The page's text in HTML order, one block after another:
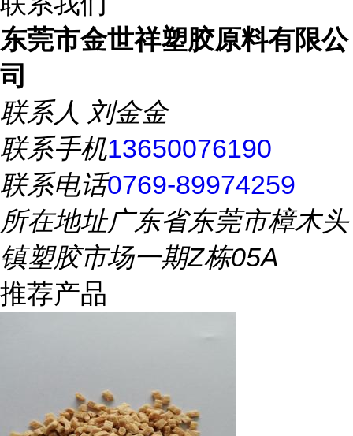
东莞市金世祥塑胶原料有限公
司
联系人 刘金金
联系手机13650076190
联系电话0769-89974259
所在地址广东省东莞市樟木头
镇塑胶市场一期Z栋05A
推荐产品